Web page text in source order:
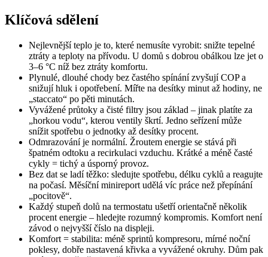
Klíčová sdělení
Nejlevnější teplo je to, které nemusíte vyrobit: snižte tepelné
ztráty a teploty na přívodu. U domů s dobrou obálkou lze jet o
3–6 °C níž bez ztráty komfortu.
Plynulé, dlouhé chody bez častého spínání zvyšují COP a
snižují hluk i opotřebení. Mířte na desítky minut až hodiny, ne
„staccato“ po pěti minutách.
Vyvážené průtoky a čisté filtry jsou základ – jinak platíte za
„horkou vodu“, kterou ventily škrtí. Jedno seřízení může
snížit spotřebu o jednotky až desítky procent.
Odmrazování je normální. Žroutem energie se stává při
špatném odtoku a recirkulaci vzduchu. Krátké a méně časté
cykly = tichý a úsporný provoz.
Bez dat se ladí těžko: sledujte spotřebu, délku cyklů a reagujte
na počasí. Měsíční minireport udělá víc práce než přepínání
„pocitově“.
Každý stupeň dolů na termostatu ušetří orientačně několik
procent energie – hledejte rozumný kompromis. Komfort není
závod o nejvyšší číslo na displeji.
Komfort = stabilita: méně sprintů kompresoru, mírné noční
poklesy, dobře nastavená křivka a vyvážené okruhy. Dům pak